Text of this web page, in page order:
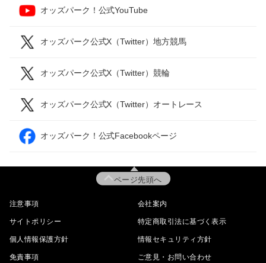
オッズパーク！公式YouTube
オッズパーク公式X（Twitter）地方競馬
オッズパーク公式X（Twitter）競輪
オッズパーク公式X（Twitter）オートレース
オッズパーク！公式Facebookページ
ページ先頭へ
注意事項 会社案内
サイトポリシー 特定商取引法に基づく表示
個人情報保護方針 情報セキュリティ方針
免責事項 ご意見・お問い合わせ